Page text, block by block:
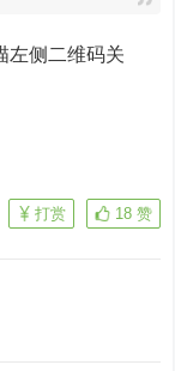
左侧二维码关
18 赞
打赏